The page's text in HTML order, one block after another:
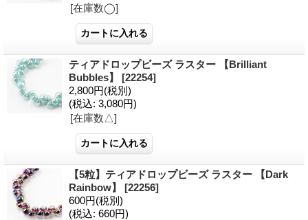
[在庫数◯]
ティアドロップビーズ ラスター 【Brilliant
Bubbles】 [22254]
2,800円(税別)
(税込: 3,080円)
[在庫数△]
【5粒】ティアドロップビーズ ラスター 【Dark
Rainbow】 [22256]
600円(税別)
(税込: 660円)